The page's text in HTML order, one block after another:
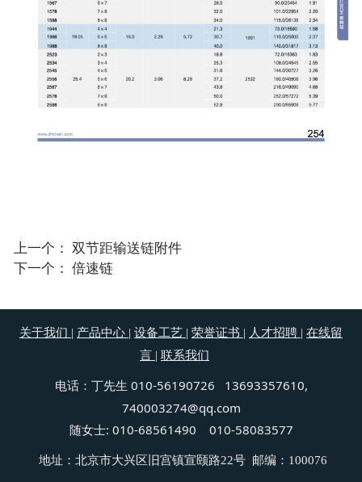
上一个： 双节距输送链附件
下一个： 倍速链
关于我们 | 产品中心 | 设备工艺 | 荣誉证书 | 人才招聘 | 在线留
言 | 联系我们
电话： 丁先生 010-56190726 13693357610,
740003274@qq.com
随女士: 010-68561490 010-58083577
地址：北京市大兴区旧宫镇宣颐路22号 邮编：100076